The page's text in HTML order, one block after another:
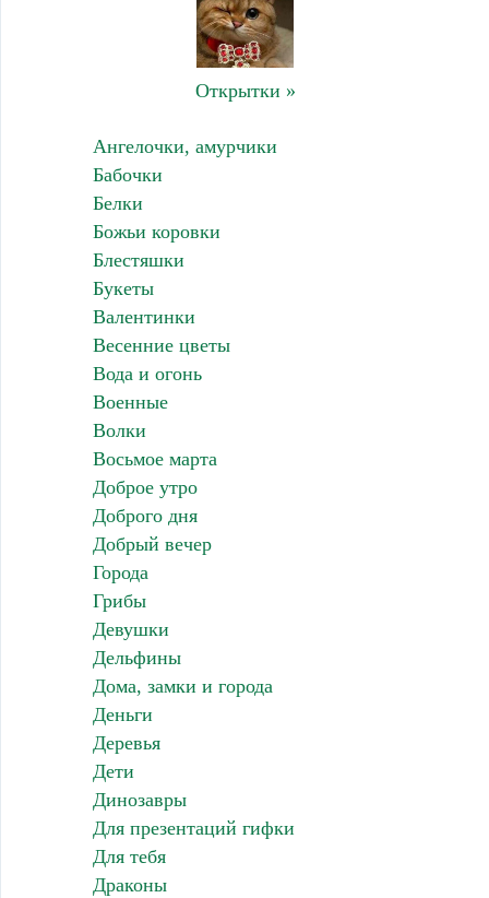
Открытки »
Ангелочки, амурчики
Бабочки
Белки
Божьи коровки
Блестяшки
Букеты
Валентинки
Весенние цветы
Вода и огонь
Военные
Волки
Восьмое марта
Доброе утро
Доброго дня
Добрый вечер
Города
Грибы
Девушки
Дельфины
Дома, замки и города
Деньги
Деревья
Дети
Динозавры
Для презентаций гифки
Для тебя
Драконы